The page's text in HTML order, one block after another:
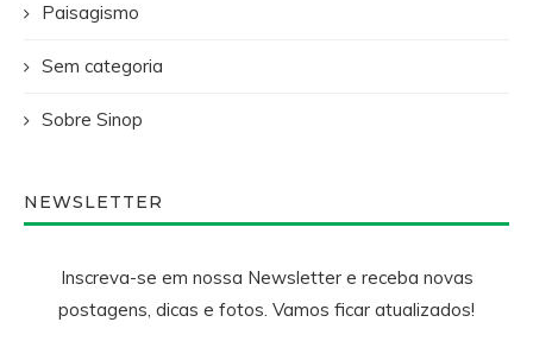
Paisagismo
Sem categoria
Sobre Sinop
NEWSLETTER
Inscreva-se em nossa Newsletter e receba novas
postagens, dicas e fotos. Vamos ficar atualizados!